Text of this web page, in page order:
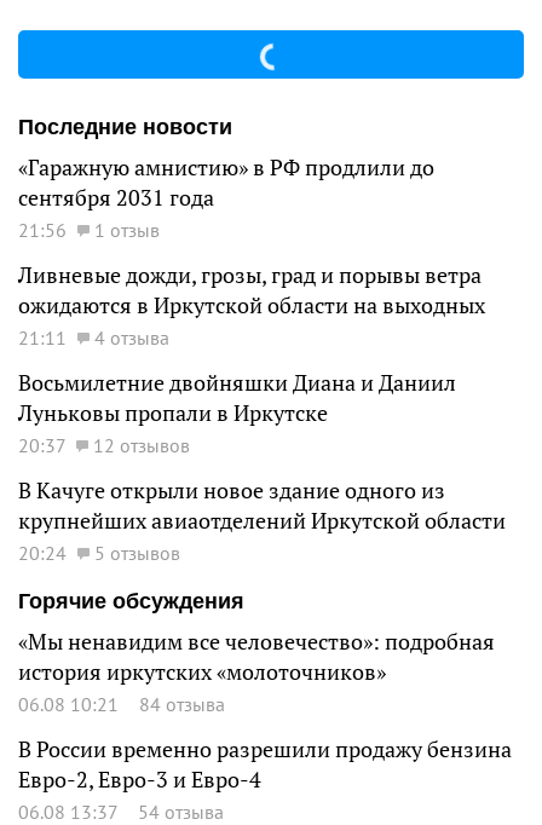
Последние новости
«Гаражную амнистию» в РФ продлили до
сентября 2031 года
21:56 1 отзыв
Ливневые дожди, грозы, град и порывы ветра
ожидаются в Иркутской области на выходных
21:11 4 отзыва
Восьмилетние двойняшки Диана и Даниил
Луньковы пропали в Иркутске
20:37 12 отзывов
В Качуге открыли новое здание одного из
крупнейших авиаотделений Иркутской области
20:24
5 отзывов
Горячие обсуждения
«Мы ненавидим все человечество»: подробная
история иркутских «молоточников»
06.08 10:21 84 отзыва
В России временно разрешили продажу бензина
Евро-2, Евро-3 и Евро-4
06.08 13:37 54 отзыва